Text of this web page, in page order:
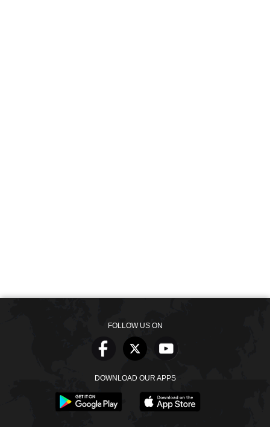
FOLLOW US ON
DOWNLOAD OUR APPS